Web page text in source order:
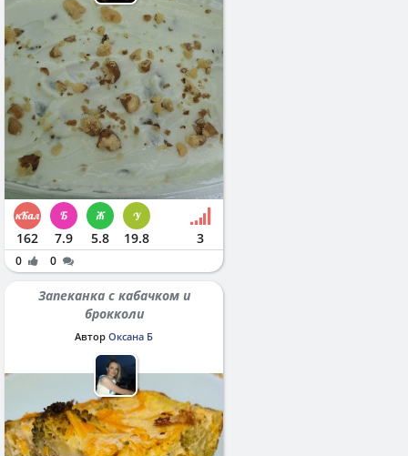
162 7.9 5.8 19.8 3
0 0
Запеканка с кабачком и
брокколи
Автор Оксана Б